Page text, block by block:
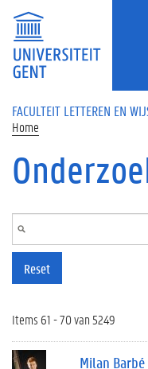
Overslaan en naar de inhoud gaan
FACULTEIT LETTEREN EN
Home
Reset
Items 61 - 70 van 5249
Milan Barbé